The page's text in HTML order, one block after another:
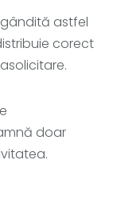
astfel
corect
doar